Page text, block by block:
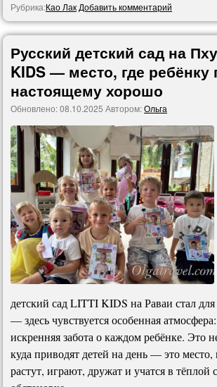
Рубрика:Као Лак Добавить комментарий
Русский детский сад на
KIDS — место, где ребёнку
настоящему хорошо
Обновлено:08.10.2025 Автором:Ольга
детский сад LITTI KIDS на Раваи стал
— здесь чувствуется особенная
искренняя забота о каждом ребёнке. Это
куда приводят детей на день — это
растут, играют, дружат и учатся в тёплой